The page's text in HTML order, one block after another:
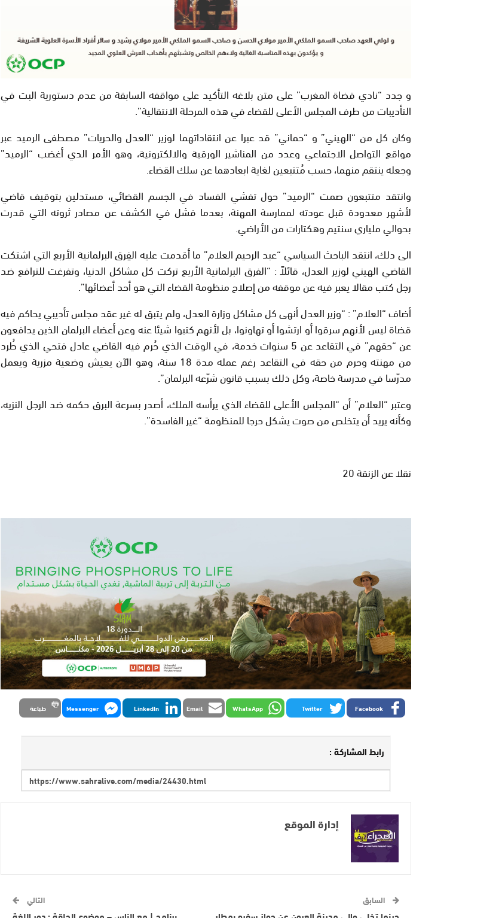
و جدد “نادي قضاة المغرب” على متن بلاغه التأكيد على مواقفه السابقة من عدم دستورية البت في
التأديبات من طرف المجلس الأعلى للقضاء في هذه المرحلة الانتقالية”.
وكان كل من “الهيني” و “حماني” قد عبرا عن انتقاداتهما لوزير “العدل والحريات” مصطفى الرميد عبر
مواقع التواصل الاجتماعي وعدد من المناشير الورقية والالكترونية، وهو الأمر الدي أغضب “الرميد”
وجعله ينتقم منهما، حسب مُتتبعين لغاية ابعادهما عن سلك القضاء.
وانتقد متتبعون صمت “الرميد” حول تفشي الفساد في الجسم القضائي، مستدلين بتوقيف قاضي
لأشهر معدودة قبل عودته لممارسة المهنة، بعدما فشل في الكشف عن مصادر ثروته التي قدرت
بحوالي ملياري سنتيم وهكتارات من الأراضي.
الى دلك، انتقد الباحث السياسي “عبد الرحيم العلام” ما أقدمت عليه الفِرق البرلمانية الأربع التي اشتكت
القاضي الهيني لوزير العدل، قائلاً: “الفرق البرلمانية الأربع تركت كل مشاكل الدنيا، وتفرغت للترافع ضد
رجل كتب مقالا يعبر فيه عن موقفه من إصلاح منظومة القضاء التي هو أحد أعضائها”.
أضاف “العلام” : “وزير العدل أنهى كل مشاكل وزارة العدل، ولم يتبق له غير عقد مجلس تأديبي يحاكم فيه
قضاة ليس لأنهم سرقوا أو ارتشوا أو تهاونوا، بل لأنهم كتبوا شيئا عنه وعن أعضاء البرلمان الذين يدافعون
عن “حقهم” في التقاعد عن 5 سنوات خدمة، في الوقت الذي حُرم فيه القاضي عادل فتحي الذي طُرد
من مهنته وحرم من حقه في التقاعد رغم عمله مدة 18 سنة، وهو الآن يعيش وضعية مزرية ويعمل
مدرّسا في مدرسة خاصة، وكل ذلك بسبب قانون شرّعه البرلمان”.
وعتبر “العلام” أن “المجلس الأعلى للقضاء الذي يرأسه الملك، أصدر بسرعة البرق حكمه ضد الرجل النزيه،
وكأنه يريد أن يتخلص من صوت يشكل حرجا للمنظومة “غير الفاسدة”.
نقلا عن الزنقة 20
Facebook
Twitter
WhatsApp
Email
LinkedIn
Messenger طباعة
رابط المشاركة :
إدارة الموقع
السابق التالي